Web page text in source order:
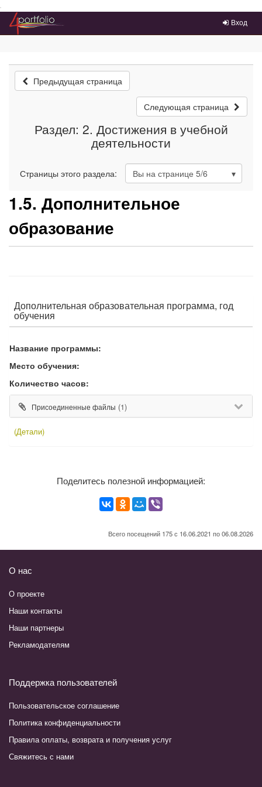
Преейти на главное меню
Вход
Предыдущая страница
Следующая страница
Раздел: 2. Достижения в учебной
деятельности
Страницы этого раздела: Вы на странице 5/6
1.5. Дополнительное
образование
Дополнительная образовательная программа, год
обучения
Название программы:
Место обучения:
Количество часов:
Присоединенные файлы (1)
(Детали)
Поделитесь полезной информацией:
Всего посещений 175 с 16.06.2021 по 06.08.2026
О нас
О проекте
Наши контакты
Наши партнеры
Рекламодателям
Поддержка пользователей
Пользовательское соглашение
Политика конфиденциальности
Правила оплаты, возврата и получения услуг
Свяжитесь с нами